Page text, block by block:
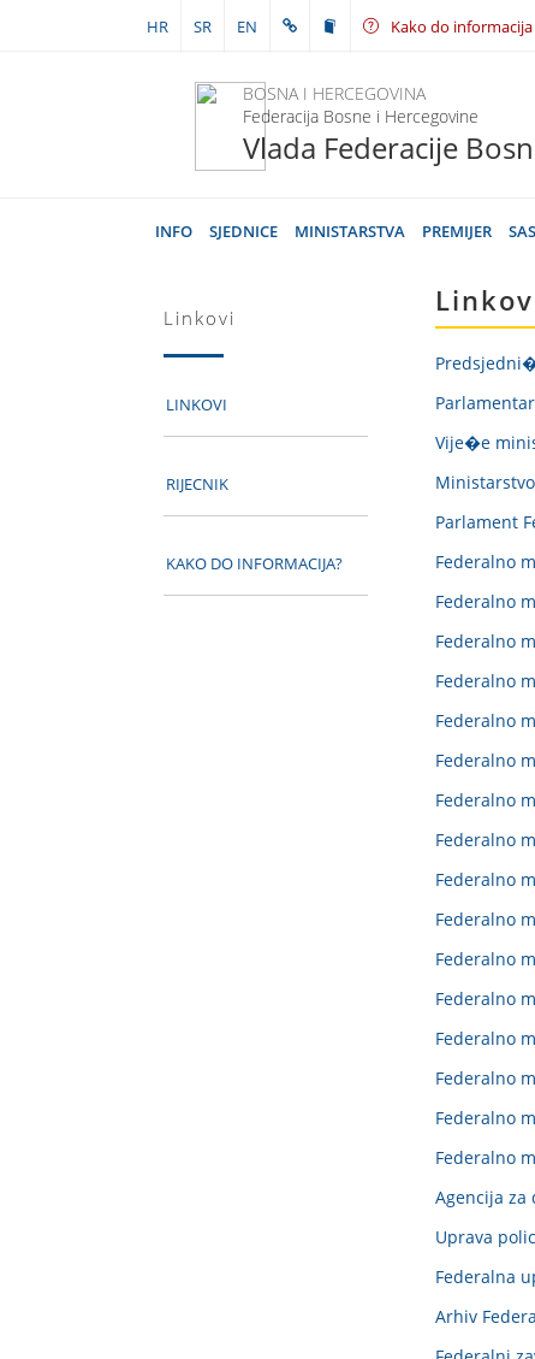
HR SR EN Kako do informacija
BOSNA I HERCEGOVINA
Federacija Bosne i Hercegovine
Vlada Federacije
INFO SJEDNICE MINISTARSTVA PREMIJER
Vije�e
Parlament
Federalno
Federalno
Federalno
Federalno
Federalno
Federalno
Federalno
Federalno
Federalno
Federalno
Federalno
Federalno
Federalno
Federalno
Federalno
Federalno
Agencija
Uprava
Federalna
Arhiv
Linkovi
LINKOVI
RIJECNIK
KAKO DO INFORMACIJA?